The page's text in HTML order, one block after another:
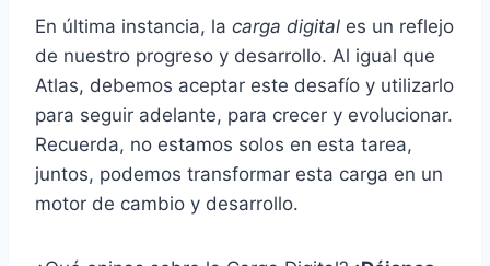
En última instancia, la carga digital es un reflejo
de nuestro progreso y desarrollo. Al igual que
Atlas, debemos aceptar este desafío y utilizarlo
para seguir adelante, para crecer y evolucionar.
Recuerda, no estamos solos en esta tarea,
juntos, podemos transformar esta carga en un
motor de cambio y desarrollo.